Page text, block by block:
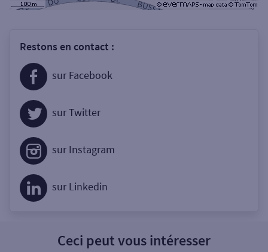
Restons en contact :
sur Facebook
sur Twitter
sur Instagram
sur Linkedin
Ceci peut vous intéresser